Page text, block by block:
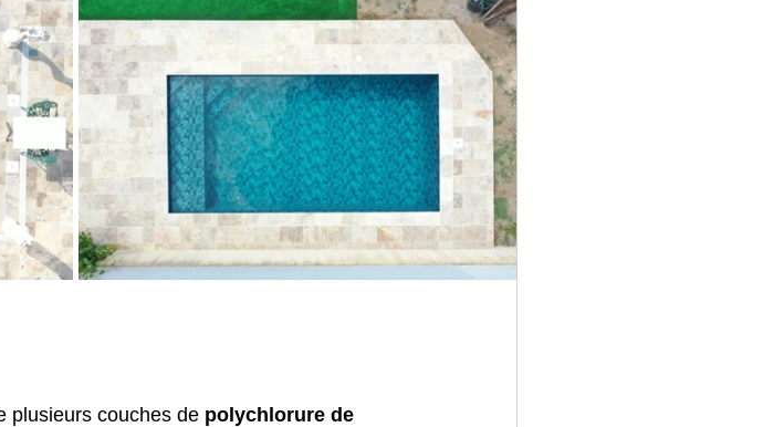
plusieurs couches de polychlorure de